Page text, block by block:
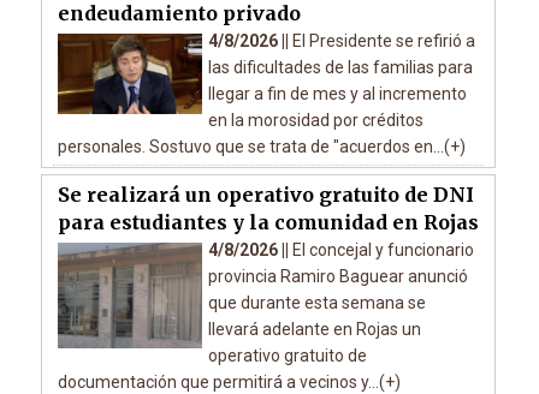
endeudamiento privado
4/8/2026 ||
El Presidente se refirió a
las dificultades de las familias para
llegar a fin de mes y al incremento
en la morosidad por créditos
personales. Sostuvo que se trata de "acuerdos en...(+)
Se realizará un operativo gratuito de DNI
para estudiantes y la comunidad en Rojas
4/8/2026 ||
El concejal y funcionario
provincia Ramiro Baguear anunció
que durante esta semana se
llevará adelante en Rojas un
operativo gratuito de
documentación que permitirá a vecinos y...(+)